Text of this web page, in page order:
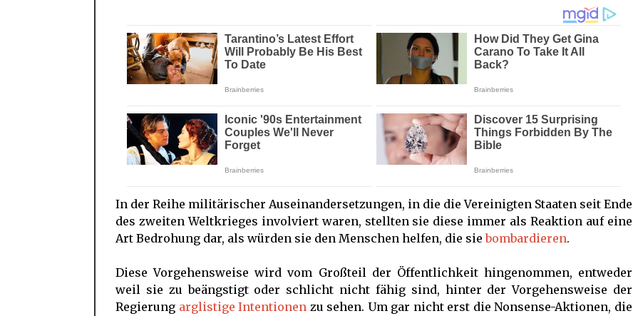
In der Reihe militärischer Auseinandersetzungen, in die die Vereinigten Staaten seit Ende
des zweiten Weltkrieges involviert waren, stellten sie diese immer als Reaktion auf eine
Art Bedrohung dar, als würden sie den Menschen helfen, die siebombardieren.
Diese Vorgehensweise wird vom Großteil der Öffentlichkeit hingenommen, entweder
weil sie zu beängstigt oder schlicht nicht fähig sind, hinter der Vorgehensweise der
Regierung arglistige Intentionen zu sehen. Um gar nicht erst die Nonsense-Aktionen, die